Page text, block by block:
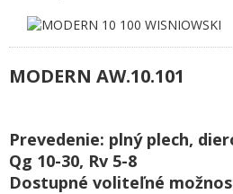
MODERN AW.10.101
Prevedenie: plný plech,
Qg 10-30, Rv 5-8
Dostupné voliteľné